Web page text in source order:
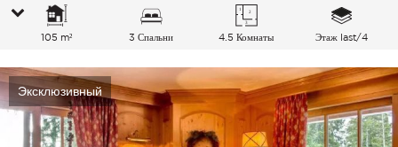
105 m² 3 Спальни 4.5 Комнаты Этаж last/4
Эксклюзивный